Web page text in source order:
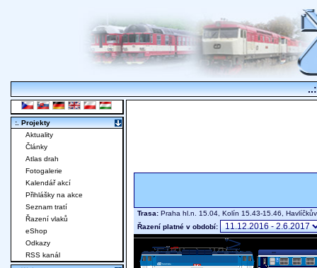
Trasa: Praha hl.n. 15.04, Kolín 15.43-15.46,
Řazení platné v období:
:. Projekty
Aktuality
Články
Atlas drah
Fotogalerie
Kalendář akcí
Přihlášky na akce
Seznam tratí
Řazení vlaků
eShop
Odkazy
RSS kanál